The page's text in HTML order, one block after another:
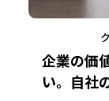
企業の価
い。自社